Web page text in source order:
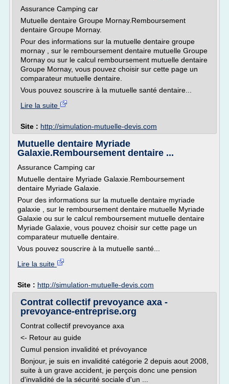
Assurance Camping car
Mutuelle dentaire Groupe Mornay.Remboursement
dentaire Groupe Mornay.
Pour des informations sur la mutuelle dentaire groupe
mornay , sur le remboursement dentaire mutuelle Groupe
Mornay ou sur le calcul remboursement mutuelle dentaire
Groupe Mornay, vous pouvez choisir sur cette page un
comparateur mutuelle dentaire.
Vous pouvez souscrire à la mutuelle santé dentaire...
Lire la suite
Site : http://simulation-mutuelle-devis.com
Mutuelle dentaire Myriade
Galaxie.Remboursement dentaire ...
Assurance Camping car
Mutuelle dentaire Myriade Galaxie.Remboursement
dentaire Myriade Galaxie.
Pour des informations sur la mutuelle dentaire myriade
galaxie , sur le remboursement dentaire mutuelle Myriade
Galaxie ou sur le calcul remboursement mutuelle dentaire
Myriade Galaxie, vous pouvez choisir sur cette page un
comparateur mutuelle dentaire.
Vous pouvez souscrire à la mutuelle santé...
Lire la suite
Site : http://simulation-mutuelle-devis.com
Contrat collectif prevoyance axa -
prevoyance-entreprise.org
Contrat collectif prevoyance axa
<- Retour au guide
Cumul pension invalidité et prévoyance
Bonjour, je suis en invalidité catégorie 2 depuis aout 2008,
suite à un grave accident, je perçois donc une pension
d'invalidité de la sécurité sociale d'un ...